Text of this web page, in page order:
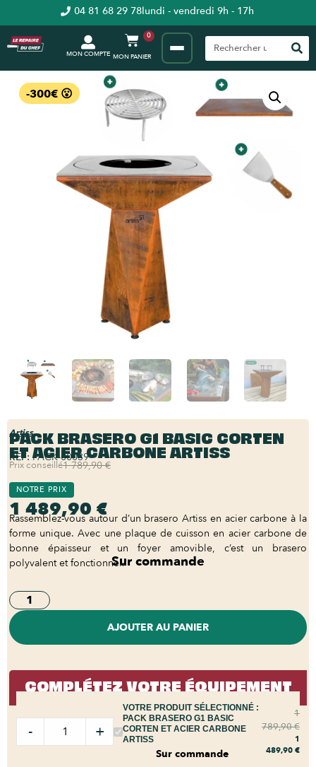
04 81 68 29 78lundi - vendredi 9h - 17h
MON COMPTE
0
-300€ 😮
Artiss
PACK BRASERO G1 BASIC CORTEN
ET ACIER CARBONE ARTISS
REF:PACK-00039
Prix conseillé1 789,90 €
NOTRE PRIX
1 489,90 €
Rassemblez-vous autour d’un brasero Artiss en acier carbone à la
forme unique. Avec une plaque de cuisson en acier carbone de
bonne épaisseur et un foyer amovible, c’est un brasero
polyvalent et fonctionnel.Sur commande
AJOUTER AU PANIER
COMPLÉTEZ VOTRE ÉQUIPEMENT
VOTRE PRODUIT SÉLECTIONNÉ :
PACK BRASERO G1 BASIC
CORTEN ET ACIER CARBONE
ARTISS
Sur commande
- +
1
789,90€
1
489,90 €